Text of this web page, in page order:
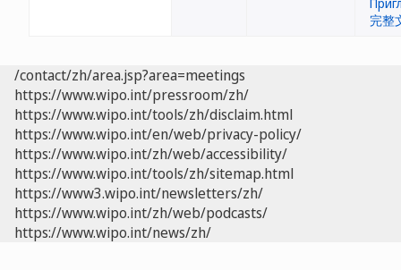
/contact/zh/area.jsp?area=meetings
https://www.wipo.int/pressroom/zh/
https://www.wipo.int/tools/zh/disclaim.html
https://www.wipo.int/en/web/privacy-policy/
https://www.wipo.int/zh/web/accessibility/
https://www.wipo.int/tools/zh/sitemap.html
https://www3.wipo.int/newsletters/zh/
https://www.wipo.int/zh/web/podcasts/
https://www.wipo.int/news/zh/